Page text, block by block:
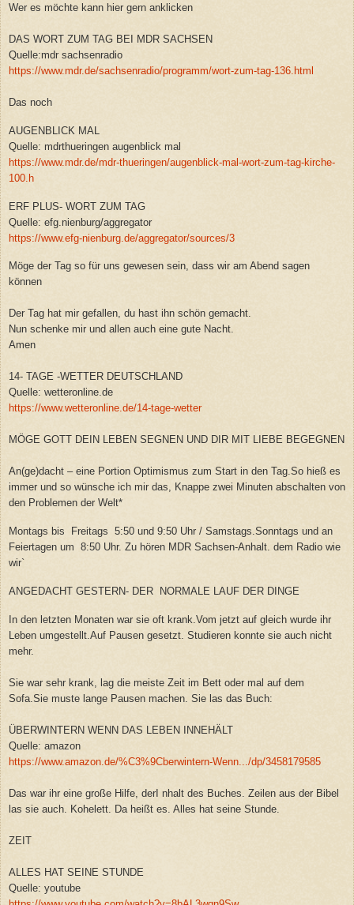
Wer es möchte kann hier gern anklicken
DAS WORT ZUM TAG BEI MDR SACHSEN
Quelle:mdr sachsenradio
https://www.mdr.de/sachsenradio/programm/wort-zum-tag-136.html
Das noch
AUGENBLICK MAL
Quelle: mdrthueringen augenblick mal
https://www.mdr.de/mdr-thueringen/augenblick-mal-wort-zum-tag-kirche-
100.h
ERF PLUS- WORT ZUM TAG
Quelle: efg.nienburg/aggregator
https://www.efg-nienburg.de/aggregator/sources/3
Möge der Tag so für uns gewesen sein, dass wir am Abend sagen
können
Der Tag hat mir gefallen, du hast ihn schön gemacht.
Nun schenke mir und allen auch eine gute Nacht.
Amen
14- TAGE -WETTER DEUTSCHLAND
Quelle: wetteronline.de
https://www.wetteronline.de/14-tage-wetter
MÖGE GOTT DEIN LEBEN SEGNEN UND DIR MIT LIEBE BEGEGNEN
An(ge)dacht – eine Portion Optimismus zum Start in den Tag.So hieß es
immer und so wünsche ich mir das, Knappe zwei Minuten abschalten von
den Problemen der Welt*
Montags bis Freitags 5:50 und 9:50 Uhr / Samstags.Sonntags und an
Feiertagen um 8:50 Uhr. Zu hören MDR Sachsen-Anhalt. dem Radio wie
wir`
ANGEDACHT GESTERN- DER NORMALE LAUF DER DINGE
In den letzten Monaten war sie oft krank.Vom jetzt auf gleich wurde ihr
Leben umgestellt.Auf Pausen gesetzt. Studieren konnte sie auch nicht
mehr.
Sie war sehr krank, lag die meiste Zeit im Bett oder mal auf dem
Sofa.Sie muste lange Pausen machen. Sie las das Buch:
ÜBERWINTERN WENN DAS LEBEN INNEHÄLT
Quelle: amazon
https://www.amazon.de/%C3%9Cberwintern-Wenn.../dp/3458179585
Das war ihr eine große Hilfe, derI nhalt des Buches. Zeilen aus der Bibel
las sie auch. Kohelett. Da heißt es. Alles hat seine Stunde.
ZEIT
ALLES HAT SEINE STUNDE
Quelle: youtube